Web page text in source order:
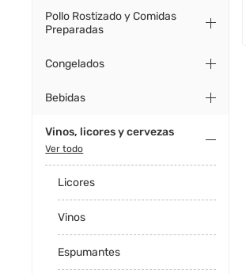
Pollo Rostizado y Comidas
Preparadas
Congelados
Bebidas
Vinos, licores y cervezas
Ver todo
Licores
Vinos
Espumantes